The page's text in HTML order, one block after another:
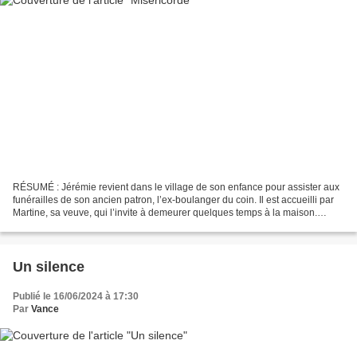
RÉSUMÉ : Jérémie revient dans le village de son enfance pour assister aux
funérailles de son ancien patron, l’ex-boulanger du coin. Il est accueilli par
Martine, sa veuve, qui l’invite à demeurer quelques temps à la maison.
Un silence
Publié le 16/06/2024 à 17:30
Par Vance